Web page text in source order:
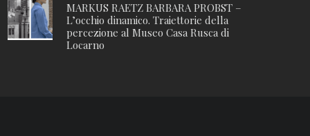
MARKUS RAETZ BARBARA PROBST –
L’occhio dinamico. Traiettorie della
percezione al Museo Casa Rusca di
Locarno